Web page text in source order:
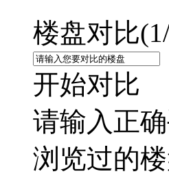
楼盘对比(1
开始对比
请输入正
浏览过的